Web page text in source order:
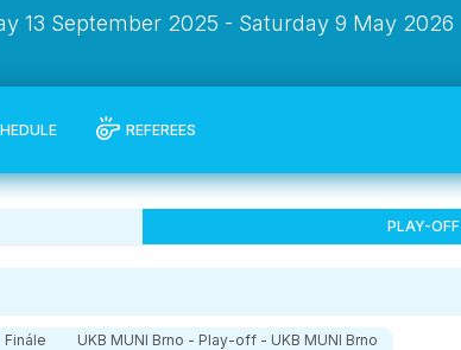
13 September 2025 - Saturday 9 May 2026
REFEREES
PLAY-OFF
Finále UKB MUNI Brno - Play-off - UKB MUNI Brno